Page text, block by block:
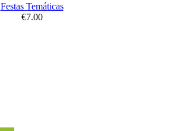
Festas Temáticas
€7.00